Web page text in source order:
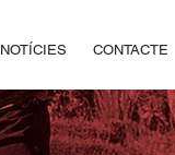
NOTÍCIES CONTACTE